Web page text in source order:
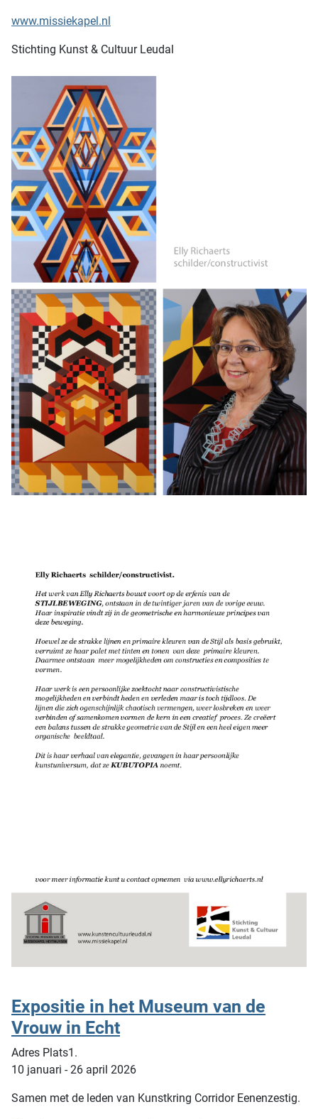
www.missiekapel.nl
Stichting Kunst & Cultuur Leudal
Expositie in het Museum van de
Vrouw in Echt
Adres Plats1.
10 januari - 26 april 2026
Samen met de leden van Kunstkring Corridor Eenenzestig.